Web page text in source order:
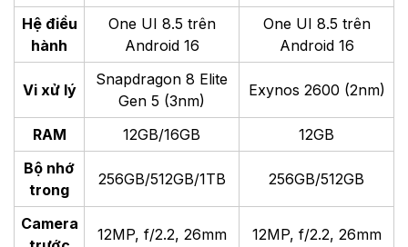
Hệ điều
hành
One UI 8.5 trên
Android 16
One UI 8.5 trên
Android 16
Vi xử lý
Snapdragon 8 Elite
Gen 5 (3nm)
Exynos 2600 (2nm)
RAM 12GB/16GB
12GB
Bộ nhớ
trong
256GB/512GB/1TB 256GB/512GB
Camera
12MP, f/2.2, 26mm 12MP, f/2.2, 26mm